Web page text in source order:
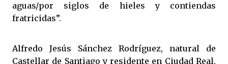
aguas/por siglos de hieles y contiendas
fratricidas”.
Alfredo Jesús Sánchez Rodríguez, natural de
Castellar de Santiago y residente en Ciudad Real,